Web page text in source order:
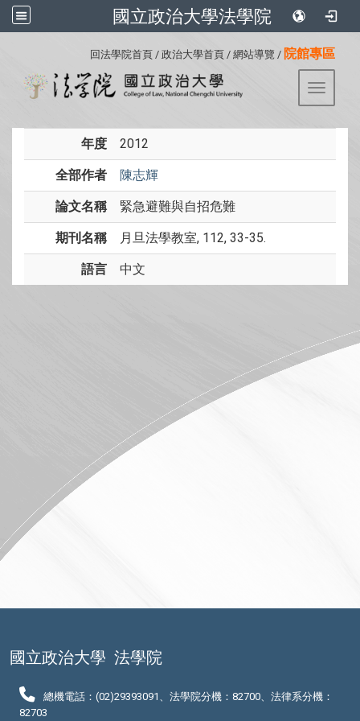
國立政治大學法學院
回法學院首頁 / 政治大學首頁 / 網站導覽 / 院館專區
Toggle
年度 2012
全部作者 陳志輝
論文名稱 緊急避難與自招危難
期刊名稱 月旦法學教室, 112, 33-35.
語言 中文
國立政治大學 法學院
總機電話：(02)29393091、法學院分機：82700、法律系分機：
82703